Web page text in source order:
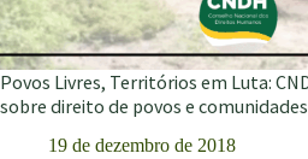
Povos Livres, Territórios em Luta:
sobre direito de povos e
19 de dezembro de 2018